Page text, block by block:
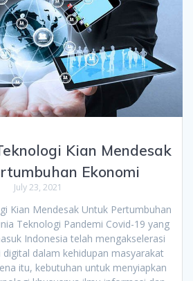
Kian Mendesak
Ekonomi
July 23, 2021
Kian Mendesak Untuk Pertumbuhan
Teknologi Pandemi Covid-19 yang
Indonesia telah mengakselerasi
dalam kehidupan masyarakat
itu, kebutuhan untuk menyiapkan